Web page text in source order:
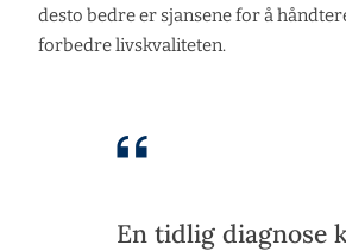
desto bedre er sjansene for å
forbedre livskvaliteten.
En tidlig diagnose